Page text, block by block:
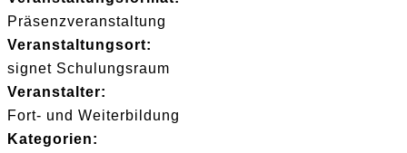
Präsenzveranstaltung
Veranstaltungsort:
signet Schulungsraum
Veranstalter:
Fort- und Weiterbildung
Kategorien: